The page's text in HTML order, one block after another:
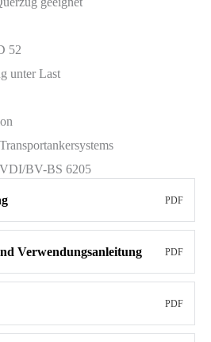
52
unter Last
BV-BS 6205
PDF
Verwendungsanleitung PDF
PDF